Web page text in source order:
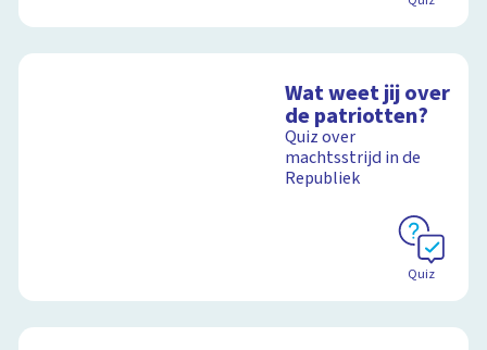
Wat weet jij over
de patriotten?
Quiz over
machtsstrijd in de
Republiek
Quiz